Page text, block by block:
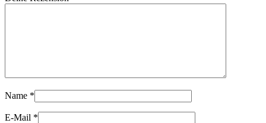
Name *
E-Mail *